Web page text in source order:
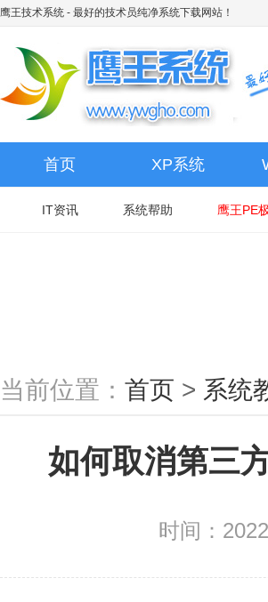
鹰王技术系统 - 最好的技术员纯净系统下载网站！
首页 XP系统
IT资讯 系统帮助 鹰王PE
当前位置： 首页 > 系统
如何取消第三
时间：